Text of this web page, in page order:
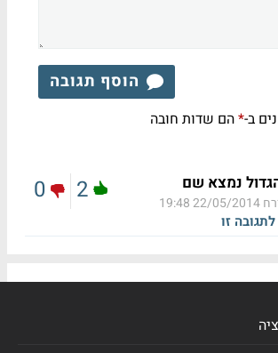
הוסף תגובה
ב-*הם שדות חובה
נמצא שם
22/05/2014 19:48
זו
2
0